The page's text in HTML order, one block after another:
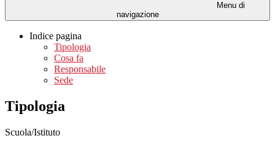
Menu di
navigazione
Indice pagina
Tipologia
Cosa fa
Responsabile
Sede
Tipologia
Scuola/Istituto